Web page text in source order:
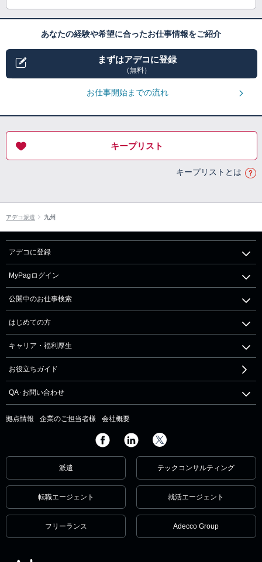
あなたの経験や希望に合ったお仕事情報をご紹介
まずはアデコに登録
（無料）
お仕事開始までの流れ
キープリスト
キープリストとは
アデコ派遣 九州
アデコに登録
MyPagログイン
公開中のお仕事検索
はじめての方
キャリア・福利厚生
お役立ちガイド
QA･お問い合わせ
拠点情報 企業のご担当者様 会社概要
派遣 テックコンサルティング
転職エージェント 就活エージェント
フリーランス Adecco Group